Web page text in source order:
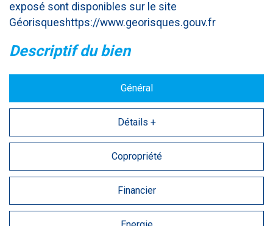
exposé sont disponibles sur le site
Géorisqueshttps://www.georisques.gouv.fr
descriptif du bien
Général
Détails +
Copropriété
Financier